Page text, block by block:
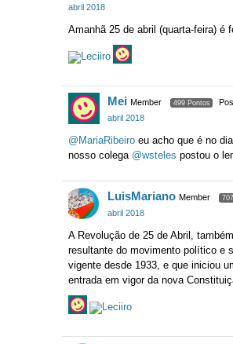
abril 2018
Amanhã 25 de abril (quarta-feira) é
Mei Member 499 Pontos
abril 2018
@MariaRibeiro eu acho que é no
nosso colega @wsteles postou o
LuisMariano Member
abril 2018
A Revolução de 25 de Abril,
resultante do movimento político e
vigente desde 1933, e que iniciou
entrada em vigor da nova